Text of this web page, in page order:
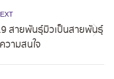
post:
สายพันธุ์มิวเป็นสายพันธุ์
วามสนใจ